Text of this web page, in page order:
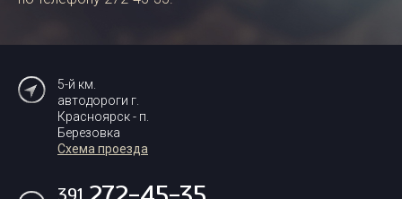
5-й км.
автодороги г.
Красноярск - п.
Березовка
Схема проезда